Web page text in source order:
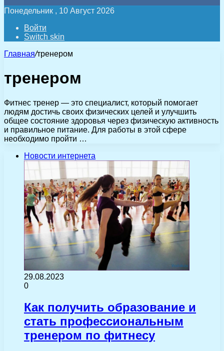
Понедельник , 10 Август 2026
Войти
Switch skin
Главная/тренером
тренером
Фитнес тренер — это специалист, который помогает
людям достичь своих физических целей и улучшить
общее состояние здоровья через физическую активность
и правильное питание. Для работы в этой сфере
необходимо пройти …
Новости интернета
29.08.2023
0
Как получить образование и
стать профессиональным
тренером по фитнесу